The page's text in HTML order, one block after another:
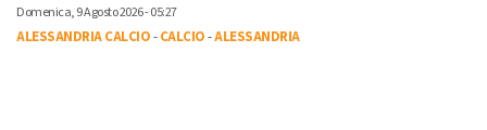
Domenica, 9 Agosto 2026 - 05:27
ALESSANDRIA CALCIO-CALCIO-ALESSANDRIA